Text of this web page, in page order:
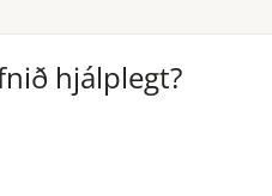
hjálplegt?
hjálplegt?